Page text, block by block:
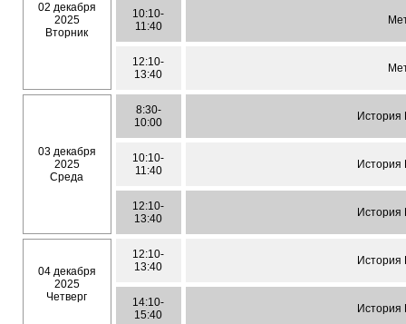
02 декабря
2025
Вторник
10:10-
11:40
12:10-
13:40
03 декабря
2025
Среда
8:30-
10:00
История
10:10-
11:40
История
12:10-
13:40
История
04 декабря
2025
Четверг
12:10-
13:40
14:10-
15:40